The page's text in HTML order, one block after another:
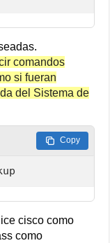
comandos
si fueran
del Sistema de
Copy
cisco como
como